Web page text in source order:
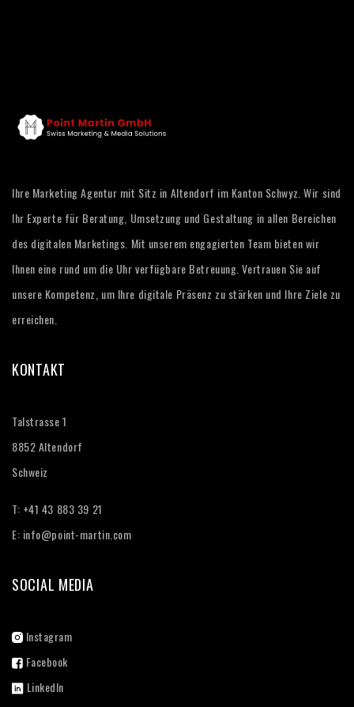
Ihre Marketing Agentur mit Sitz in Altendorf im Kanton Schwyz. Wir sind
Ihr Experte für Beratung, Umsetzung und Gestaltung in allen Bereichen
des digitalen Marketings. Mit unserem engagierten Team bieten wir
Ihnen eine rund um die Uhr verfügbare Betreuung. Vertrauen Sie auf
unsere Kompetenz, um Ihre digitale Präsenz zu stärken und Ihre Ziele zu
erreichen.
KONTAKT
Talstrasse 1
8852 Altendorf
Schweiz
T: +41 43 883 39 21‬
E: info@point-martin.com
SOCIAL MEDIA
Instagram
Facebook
LinkedIn